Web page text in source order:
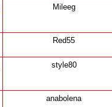
Mileeg
Red55
style80
anabolena